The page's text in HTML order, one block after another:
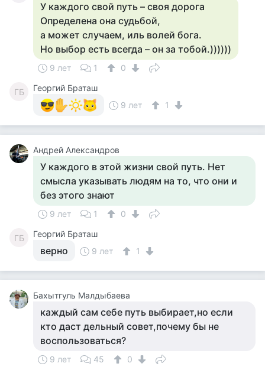
У каждого свой путь – своя дорога
Определена она судьбой,
а может случаем, иль волей бога.
Но выбор есть всегда – он за тобой.))))))
9 лет 1 0
ГБ
Георгий Браташ
9 лет
1
Андрей Александров
У каждого в этой жизни свой путь. Нет
смысла указывать людям на то, что они и
без этого знают
9 лет 1 0
ГБ Георгий Браташ
верно 9 лет 1
Бахытгуль Малдыбаева
каждый сам себе путь выбирает,но если
кто даст дельный совет,почему бы не
воспользоваться?
9 лет 45
0